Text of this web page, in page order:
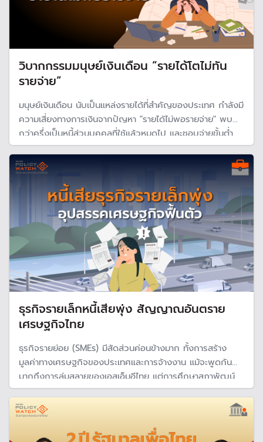
วิบากกรรมมนุษย์เงินเดือน “รายได้โตไม่ทัน
รายจ่าย”
มนุษย์เงินเดือน นับเป็นแหล่งรายได้ที่สำคัญของประเทศ กำลังมี
ความเสี่ยงทางการเงินจากปัญหา "รายได้ไม่พอรายจ่าย" พบ
กว่าครึ่งเป็นหนี้ส่วนบุคคลที่ใช้แล้วหมดไป และชอบจ่ายขั้นต่ำ
รวมถึง 70% มีเงินสำรองฉุกเฉินไม่ถึง 6 เดือน
ธุรกิจรายเล็กหนี้เสียพุ่ง สัญญาณอันตราย
เศรษฐกิจไทย
ธุรกิจรายย่อย (SMEs) มีสัดส่วนค่อนข้างมาก ทั้งการสร้าง
มูลค่าทางเศรษฐกิจของประเทศและการจ้างงาน แม้จะพูดกัน
มากถึงการล่มสลายของเอสเอ็มอีไทย แต่การศึกษาสภาพัฒน์
ช่วยตอกย้ำว่า หลังโควิด-19 ธุรกิจกลุ่มนี้ได้รับผลกระทบหนัก
และยังไม่ฟื้นตัว อีกทั้งมีหนี้เสียเพิ่มมากขึ้นเป็นเท่าตัว ทำให้
เศรษฐกิจไทยเสี่ยงมาก